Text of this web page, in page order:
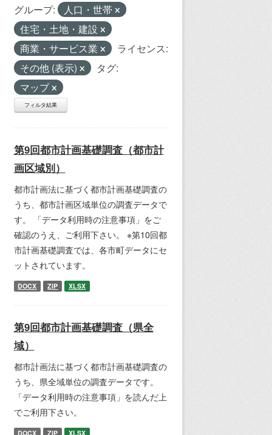
グループ:
人口・世帯
住宅・土地・建設
商業・サービス業
ライセンス:
その他 (表示)
タグ:
マップ
フィルタ結果
第9回都市計画基礎調査（都市計
画区域別）
都市計画法に基づく都市計画基礎調査の
うち、都市計画区域単位の調査データで
す。 「データ利用時の注意事項」をご
確認のうえ、ご利用下さい。 ※第10回都
市計画基礎調査では、各市町データにセ
ットされています。
DOCX ZIP XLSX
第9回都市計画基礎調査（県全
域）
都市計画法に基づく都市計画基礎調査の
うち、県全域単位の調査データです。
「データ利用時の注意事項」を読んだ上
でご利用下さい。
DOCX ZIP XLSX